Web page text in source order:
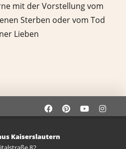
mit der Vorstellung vom
Sterben oder vom Tod
Lieben
Kaiserslautern